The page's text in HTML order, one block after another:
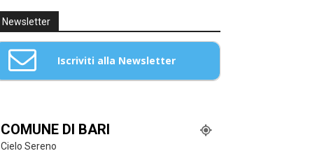
Newsletter
Iscriviti alla Newsletter
COMUNE DI BARI
Cielo Sereno